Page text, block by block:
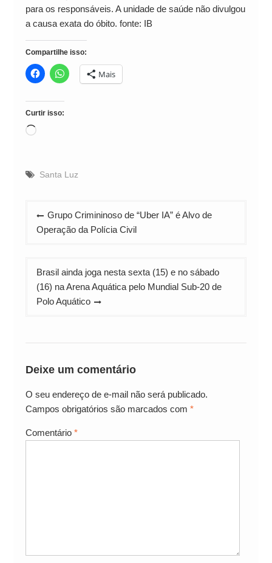
para os responsáveis. A unidade de saúde não divulgou
a causa exata do óbito. fonte: IB
Compartilhe isso:
Mais
Curtir isso:
Carregando...
Santa Luz
Navegação
de
Grupo Crimininoso de “Uber IA” é Alvo de
Operação da Polícia Civil
Brasil ainda joga nesta sexta (15) e no sábado
(16) na Arena Aquática pelo Mundial Sub-20 de
Polo Aquático
Deixe um comentário
O seu endereço de e-mail não será publicado.
Campos obrigatórios são marcados com *
Comentário *